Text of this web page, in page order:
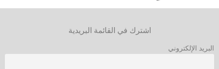
اشترك في القائمة البريدية
البريد الإلكتروني